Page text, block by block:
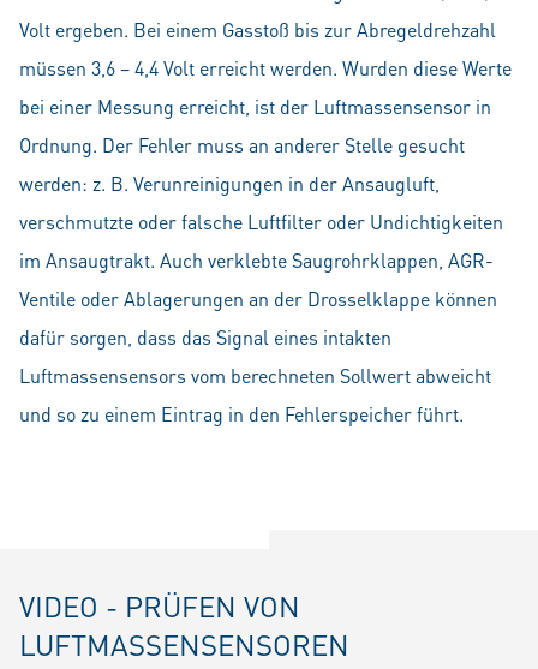
Volt ergeben. Bei einem Gasstoß bis zur Abregeldrehzahl
müssen 3,6 – 4,4 Volt erreicht werden. Wurden diese Werte
bei einer Messung erreicht, ist der Luftmassensensor in
Ordnung. Der Fehler muss an anderer Stelle gesucht
werden: z. B. Verunreinigungen in der Ansaugluft,
verschmutzte oder falsche Luftfilter oder Undichtigkeiten
im Ansaugtrakt. Auch verklebte Saugrohrklappen, AGR-
Ventile oder Ablagerungen an der Drosselklappe können
dafür sorgen, dass das Signal eines intakten
Luftmassensensors vom berechneten Sollwert abweicht
und so zu einem Eintrag in den Fehlerspeicher führt.
VIDEO - PRÜFEN VON
LUFTMASSENSENSOREN